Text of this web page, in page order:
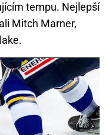
tempu. Nejlepší
Mitch Marner,